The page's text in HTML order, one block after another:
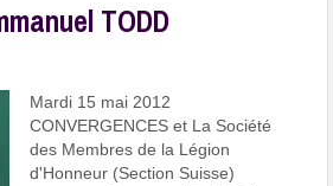
TODD
Mardi 15 mai 2012
CONVERGENCES et La Société
des Membres de la Légion
d'Honneur (Section Suisse)